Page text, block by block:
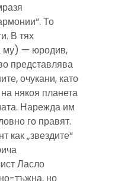
То
В тях
му) — юродив,
представлява
очукани, като
някоя планета
Нарежда им
го правят.
как „звездите“
Ласло